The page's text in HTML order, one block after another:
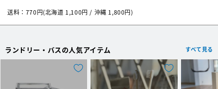
送料：770円(北海道 1,100円 / 沖縄 1,800円)
ランドリー・バスの人気アイテム すべて見る